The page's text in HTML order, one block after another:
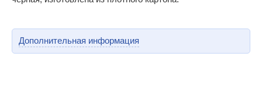
Дополнительная информация